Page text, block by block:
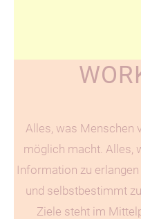
Alles, was Menschen
möglich macht. Alles,
Information zu
und selbstbestimmt
Ziele steht im